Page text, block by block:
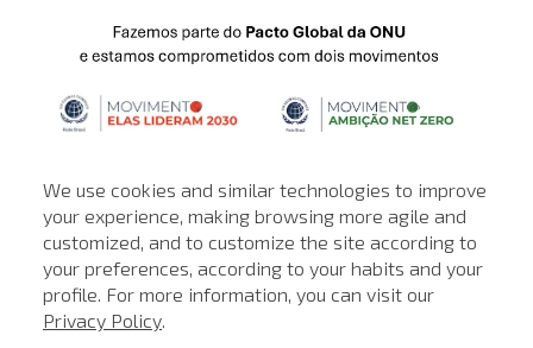
We use cookies and similar technologies to improve
your experience, making browsing more agile and
customized, and to customize the site according to
your preferences, according to your habits and your
profile. For more information, you can visit our
Privacy Policy.
© © Copyright 2000-2026 - Todos os direitos reservados. A Loja de
John John reserva-se no direito de corrigir ou alterar informações